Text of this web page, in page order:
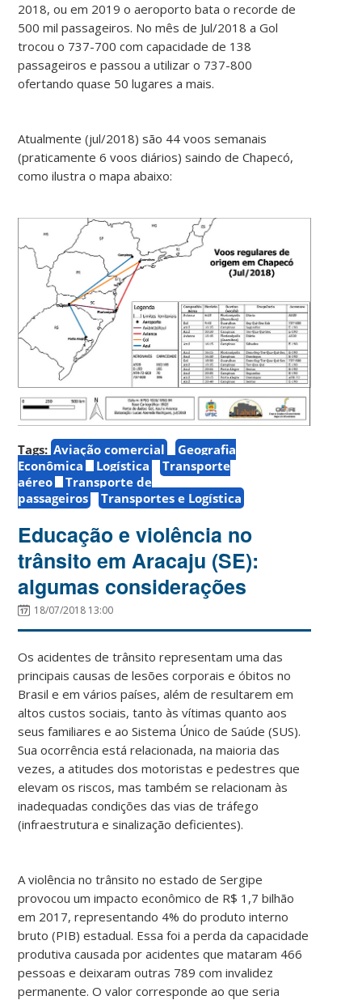
2018, ou em 2019 o aeroporto bata o recorde de
500 mil passageiros. No mês de Jul/2018 a Gol
trocou o 737-700 com capacidade de 138
passageiros e passou a utilizar o 737-800
ofertando quase 50 lugares a mais.
Atualmente (jul/2018) são 44 voos semanais
(praticamente 6 voos diários) saindo de Chapecó,
como ilustra o mapa abaixo:
Tags: Aviação comercial
Geografia
Econômica
Logística
Transporte
aéreo
Transporte de
passageiros
Transportes e Logística
Educação e violência no
trânsito em Aracaju (SE):
algumas considerações
18/07/2018 13:00
Os acidentes de trânsito representam uma das
principais causas de lesões corporais e óbitos no
Brasil e em vários países, além de resultarem em
altos custos sociais, tanto às vítimas quanto aos
seus familiares e ao Sistema Único de Saúde (SUS).
Sua ocorrência está relacionada, na maioria das
vezes, a atitudes dos motoristas e pedestres que
elevam os riscos, mas também se relacionam às
inadequadas condições das vias de tráfego
(infraestrutura e sinalização deficientes).
A violência no trânsito no estado de Sergipe
provocou um impacto econômico de R$ 1,7 bilhão
em 2017, representando 4% do produto interno
bruto (PIB) estadual. Essa foi a perda da capacidade
produtiva causada por acidentes que mataram 466
pessoas e deixaram outras 789 com invalidez
permanente. O valor corresponde ao que seria